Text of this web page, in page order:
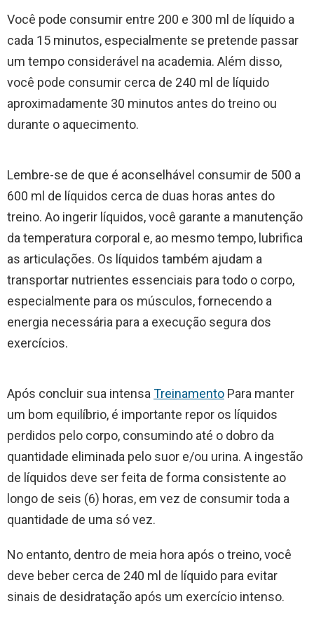
Você pode consumir entre 200 e 300 ml de líquido a
cada 15 minutos, especialmente se pretende passar
um tempo considerável na academia. Além disso,
você pode consumir cerca de 240 ml de líquido
aproximadamente 30 minutos antes do treino ou
durante o aquecimento.
Lembre-se de que é aconselhável consumir de 500 a
600 ml de líquidos cerca de duas horas antes do
treino. Ao ingerir líquidos, você garante a manutenção
da temperatura corporal e, ao mesmo tempo, lubrifica
as articulações. Os líquidos também ajudam a
transportar nutrientes essenciais para todo o corpo,
especialmente para os músculos, fornecendo a
energia necessária para a execução segura dos
exercícios.
Após concluir sua intensa Treinamento Para manter
um bom equilíbrio, é importante repor os líquidos
perdidos pelo corpo, consumindo até o dobro da
quantidade eliminada pelo suor e/ou urina. A ingestão
de líquidos deve ser feita de forma consistente ao
longo de seis (6) horas, em vez de consumir toda a
quantidade de uma só vez.
No entanto, dentro de meia hora após o treino, você
deve beber cerca de 240 ml de líquido para evitar
sinais de desidratação após um exercício intenso.